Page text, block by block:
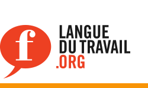
contenu
principal